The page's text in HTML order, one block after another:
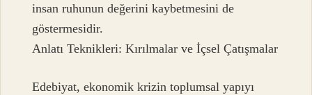
insan ruhunun değerini kaybetmesini de
göstermesidir.
Anlatı Teknikleri: Kırılmalar ve İçsel Çatışmalar
Edebiyat, ekonomik krizin toplumsal yapıyı